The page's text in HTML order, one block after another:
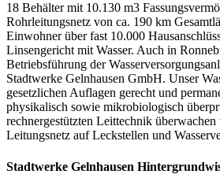
18 Behälter mit 10.130 m3
Rohrleitungsnetz von ca. 190 km
Einwohner über fast 10.000
Linsengericht mit Wasser. Auch in
Betriebsführung der
Stadtwerke Gelnhausen GmbH. Unser
gesetzlichen Auflagen gerecht und
physikalisch sowie mikrobiologisch
rechnergestützten Leittechnik
Leitungsnetz auf Leckstellen und
Stadtwerke Gelnhausen